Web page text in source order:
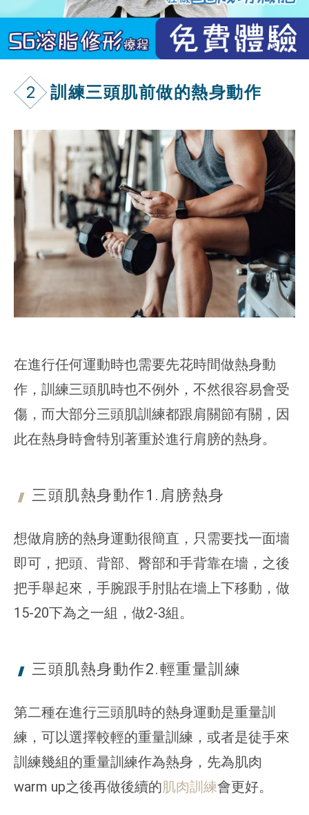
2 訓練三頭肌前做的熱身動作
在進行任何運動時也需要先花時間做熱身動
作，訓練三頭肌時也不例外，不然很容易會受
傷，而大部分三頭肌訓練都跟肩關節有關，因
此在熱身時會特別著重於進行肩膀的熱身。
三頭肌熱身動作1. 肩膀熱身
想做肩膀的熱身運動很簡直，只需要找一面墻
即可，把頭、背部、臀部和手背靠在墻，之後
把手舉起來，手腕跟手肘貼在墻上下移動，做
15-20下為之一組，做2-3組。
三頭肌熱身動作2.輕重量訓練
第二種在進行三頭肌時的熱身運動是重量訓
練，可以選擇較輕的重量訓練，或者是徒手來
訓練幾組的重量訓練作為熱身，先為肌肉
warm up之後再做後續的肌肉訓練會更好。